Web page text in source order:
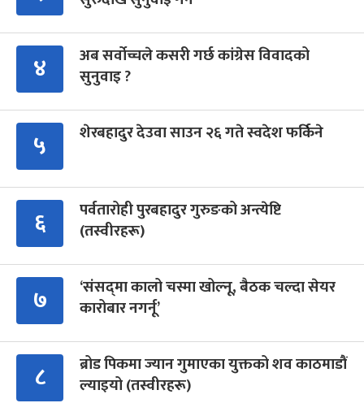
४
अब सर्वोच्चले कसरी गर्छ कांग्रेस विवादको
सुनुवाइ ?
५ शेरबहादुर देउवा साउन २६ गते स्वदेश फर्किने
६
पर्वतारोही पुरबहादुर गुरुङको अन्त्येष्टि
(तस्वीरहरू)
७
‘संसद्‍मा कालो चस्मा खोल्नू, बैठक चल्दा सेयर
कारोबार नगर्नू’
८
ब्रोड पिकमा ज्यान गुमाएका युक्तको शव काठमाडौं
ल्याइयो (तस्वीरहरू)